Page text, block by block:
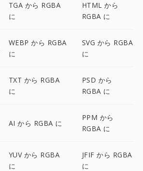
TGA から RGBA
に
HTML から
RGBA に
WEBP から RGBA
に
SVG から RGBA
に
TXT から RGBA
に
PSD から
RGBA に
AI から RGBA に
PPM から
RGBA に
YUV から RGBA
に
JFIF から RGBA
に